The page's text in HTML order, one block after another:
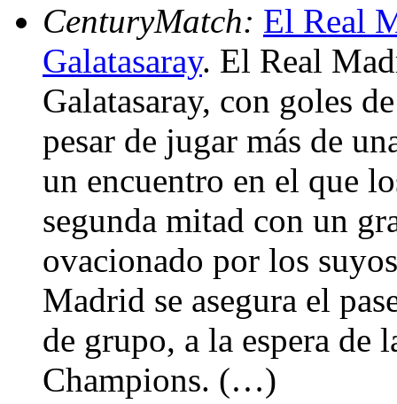
CenturyMatch: El Real
Galatasaray. El Real
Galatasaray, con goles
pesar de jugar más de
un encuentro en el que
segunda mitad con un
ovacionado por los
Madrid se asegura el
de grupo, a la espera de
Champions. (…)